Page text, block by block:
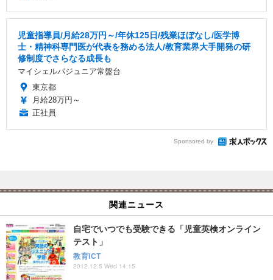
児童指導員/月給28万円～/年休125日/残業ほぼなし/医学博
士・精神科専門医が代表を務める法人/教育業界大手開発の研
修制度でさらなる成長も
マイシェルパジュニア常盤台
東京都
月給28万円～
正社員
Sponsored by
関連ニュース
自宅でいつでも受験できる「児童英検オンライン
テスト」
教育ICT
2012.12.5 Wed 14:15